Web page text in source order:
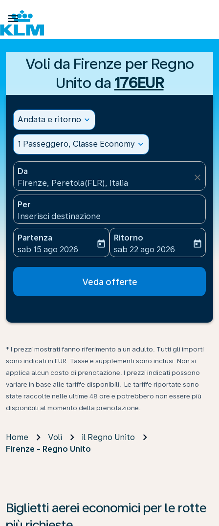

Voli da Firenze per Regno
Unito da 176EUR
Andata e ritorno expand_more
1 Passeggero, Classe Economy expand_more
Da
Firenze, Peretola(FLR), Italia
close
Per
Inserisci destinazione
Partenza
fc-booking-departure-date-aria-label
sab 15 ago 2026
today
Ritorno
fc-booking-return-date-
sab 22 ago 2026
today
Veda offerte
* I prezzi mostrati fanno riferimento a un adulto. Tutti gli importi
sono indicati in EUR. Tasse e supplementi sono inclusi. Non si
applica alcun costo di prenotazione. I prezzi indicati possono
variare in base alle tariffe disponibili. Le tariffe riportate sono
state raccolte nelle ultime 48 ore e potrebbero non essere più
disponibili al momento della prenotazione.
Home Voli
il Regno Unito
Firenze - Regno Unito
Biglietti aerei economici per le rotte